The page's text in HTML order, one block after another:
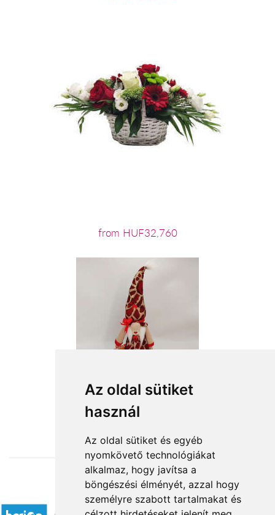
Az oldal sütiket
használ
Az oldal sütiket és egyéb
nyomkövető technológiákat
alkalmaz, hogy javítsa a
böngészési élményét, azzal hogy
személyre szabott tartalmakat és
from HUF32,760
from HUF12,640
Accepted payment methods